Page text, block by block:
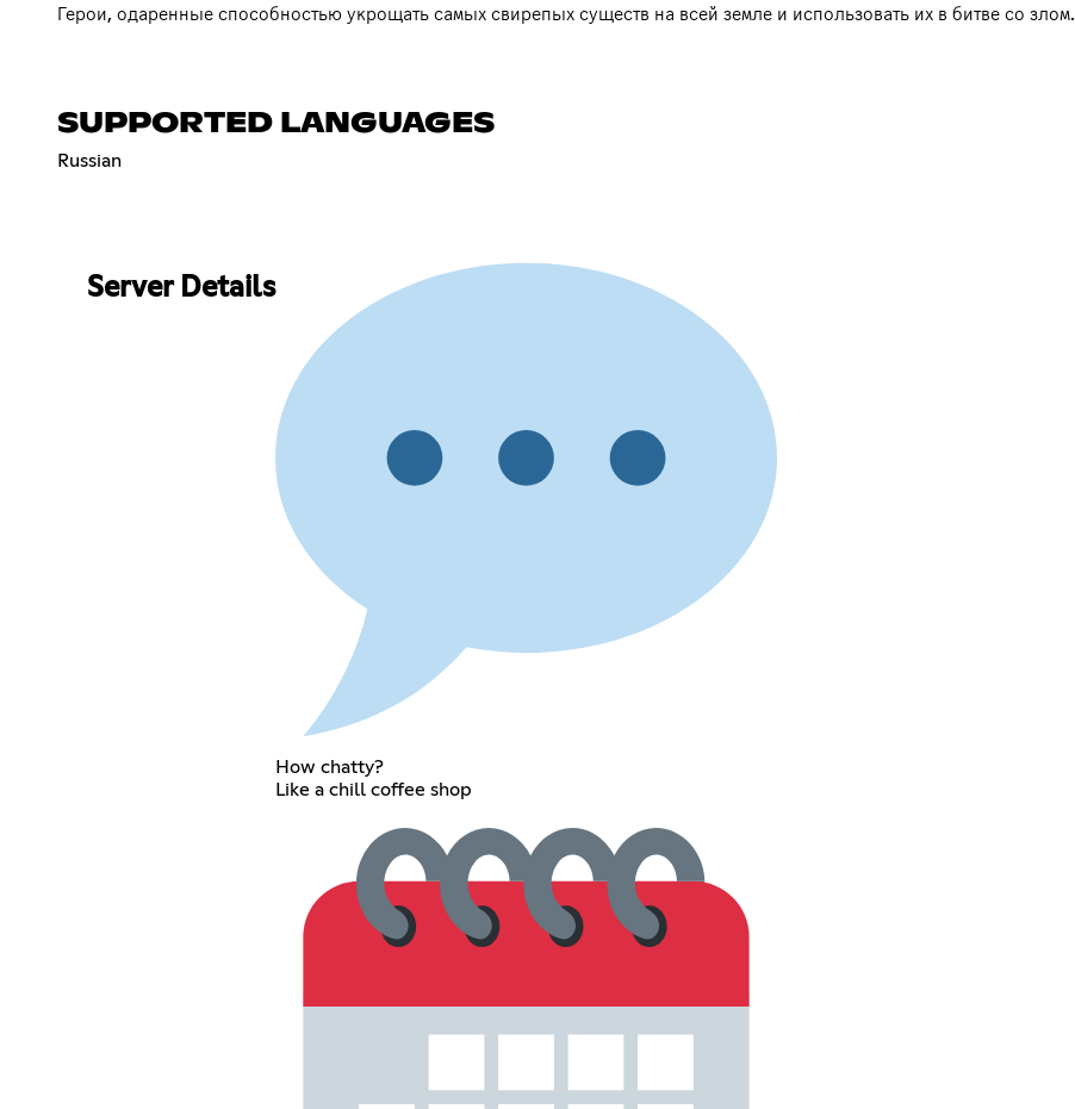
Герои, одаренные способностью укрощать самых свирепых существ на всей земле и использовать их в битве со злом.
SUPPORTED LANGUAGES
Russian
Server Details
How chatty?
Like a chill coffee shop